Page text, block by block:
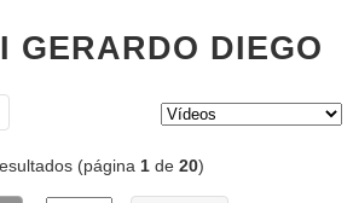
GERARDO DIEGO
(página1 de20)